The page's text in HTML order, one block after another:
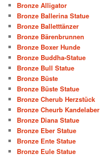
Bronze Alligator
Bronze Ballerina Statue
Bronze Balletttänzer
Bronze Bärenbrunnen
Bronze Boxer Hunde
Bronze Buddha-Statue
Bronze Bull Statue
Bronze Büste
Bronze Büste Statue
Bronze Cherub Herzstück
Bronze Cheurb Kandelaber
Bronze Diana Statue
Bronze Eber Statue
Bronze Ente Statue
Bronze Eule Statue